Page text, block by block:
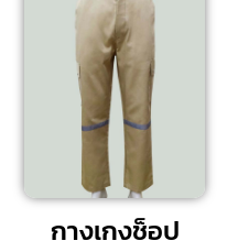
กางเกงช็อป